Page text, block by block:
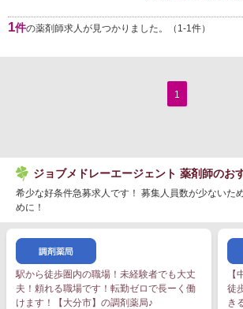
1件の薬剤師求人が見つかりました。（1-1件）
1
ジョブメドレーエージェント 薬剤師のお
希少な好条件急募求人です！ 募集人員数が少ないた
めに！
駅から徒歩圏内の職場！未経験者でも大丈
夫！頼れる職場です！転勤ゼロで長ーく働
けます！【大分市】の調剤薬局♪
徒
き